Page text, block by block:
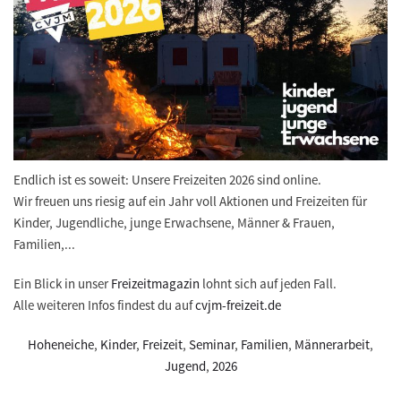
Endlich ist es soweit: Unsere Freizeiten 2026 sind online.
Wir freuen uns riesig auf ein Jahr voll Aktionen und Freizeiten für
Kinder, Jugendliche, junge Erwachsene, Männer & Frauen,
Familien,...
Ein Blick in unserFreizeitmagazin lohnt sich auf jeden Fall.
Alle weiteren Infos findest du aufcvjm-freizeit.de
Hoheneiche, Kinder, Freizeit, Seminar, Familien, Männerarbeit,
Jugend, 2026